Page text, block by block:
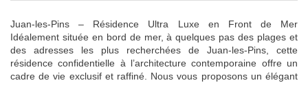
Juan-les-Pins – Résidence Ultra Luxe en Front de Mer
Idéalement située en bord de mer, à quelques pas des plages et
des adresses les plus recherchées de Juan-les-Pins, cette
résidence confidentielle à l’architecture contemporaine offre un
cadre de vie exclusif et raffiné. Nous vous proposons un élégant